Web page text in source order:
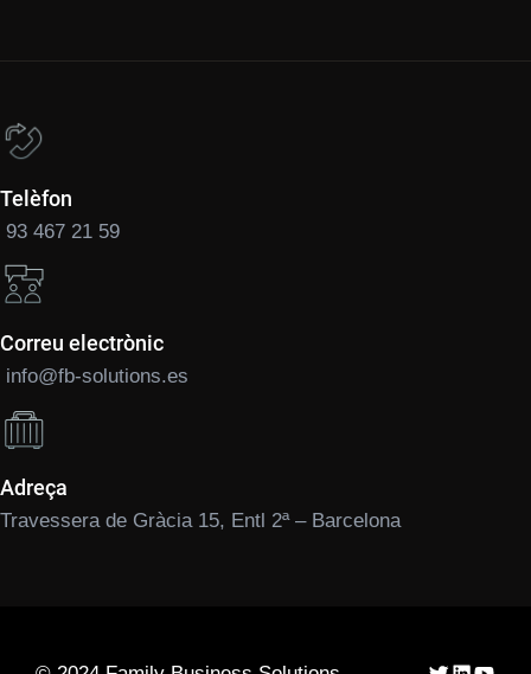
Telèfon
93 467 21 59
Correu electrònic
info@fb-solutions.es
Adreça
Travessera de Gràcia 15, Entl 2ª – Barcelona